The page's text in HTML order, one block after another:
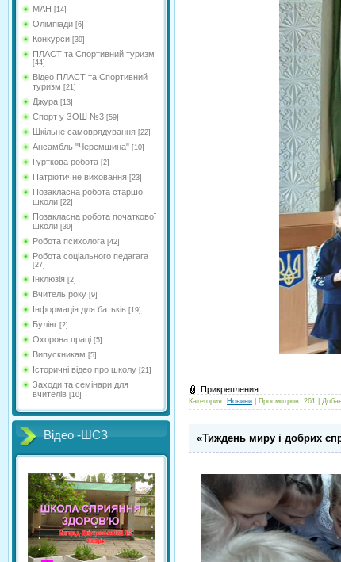
МАН [14]
Олімпіади [6]
Конкурси [39]
ПЛАСТ та Спортивний туризм
[44]
Відео ПЛАСТ та Спортивний
туризм [21]
Джура [13]
Спорт у ЗОШ №3 [59]
Шкільне самоврядування [22]
Ансамбль "Черемшина" [10]
Гурткова робота [2]
Патріотичне виховання [23]
Позакласна робота старшої
школи [22]
Позакласна робота початкової
школи [39]
Робота психолога [42]
Робота соціального педагага
[27]
Інклюзія [2]
Вчитель року [9]
Інформація для батьків [19]
Булінг [2]
Охорона праці [5]
Випускникам [5]
Історичні відео про школу [21]
Заходи та семінари для
вчителів [10]
Відео -ШСЗ
Прикрепления:
Категория: Новини | Просмотров: 261 |
«Тиждень миру і добрих